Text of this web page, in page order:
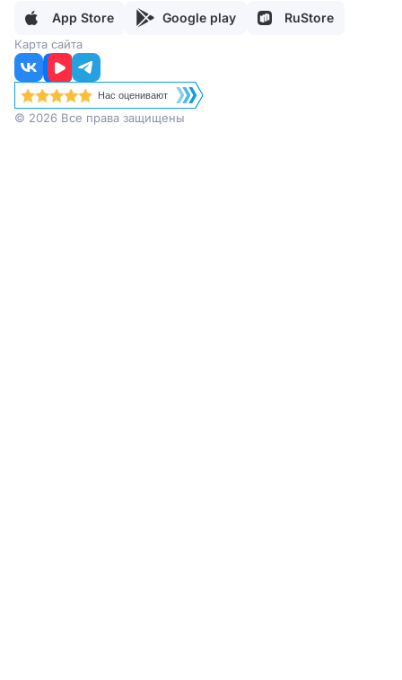
Товарный знак
Регламент работы поддержки
Нас оценивают
© 2026 Все права защищены
App Store Google play RuStore
Карта сайта